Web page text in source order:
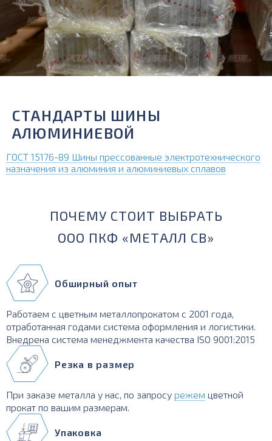
СТАНДАРТЫ ШИНЫ
АЛЮМИНИЕВОЙ
ГОСТ 15176-89 Шины прессованные электротехнического
назначения из алюминия и алюминиевых сплавов
ПОЧЕМУ СТОИТ ВЫБРАТЬ
ООО ПКФ «МЕТАЛЛ СВ»
Обширный опыт
Работаем с цветным металлопрокатом с 2001 года,
отработанная годами система оформления и логистики.
Внедрена система менеджмента качества ISO 9001:2015
Резка в размер
При заказе металла у нас, по запросу режем цветной
прокат по вашим размерам.
Упаковка